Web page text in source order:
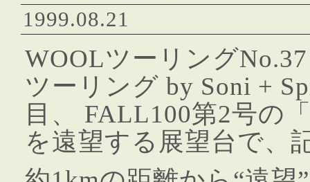
1999.08.21
WOOLツーリング
ツーリング by Soni +
目、 FALL100第2号の
を遠望する展望台で、